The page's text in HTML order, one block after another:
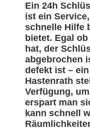
Ein 24h
ist ein
schnelle Hilfe
bietet. Egal
hat, der
abgebrochen
defekt ist –
Hastenrath
Verfügung,
erspart man
kann schnell